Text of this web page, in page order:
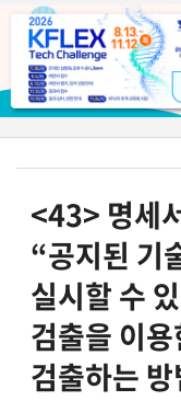
<43> 명세
“공지된 기
실시할 수
검출을 이
검출하는